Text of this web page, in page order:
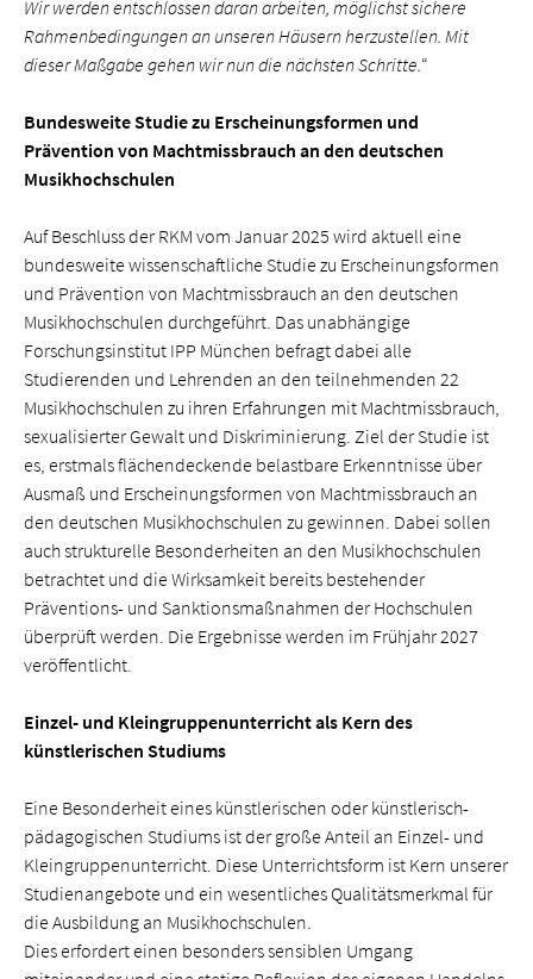
Wir werden entschlossen daran arbeiten, möglichst sichere
Rahmenbedingungen an unseren Häusern herzustellen. Mit
dieser Maßgabe gehen wir nun die nächsten Schritte.“
Bundesweite Studie zu Erscheinungsformen und
Prävention von Machtmissbrauch an den deutschen
Musikhochschulen
Auf Beschluss der RKM vom Januar 2025 wird aktuell eine
bundesweite wissenschaftliche Studie zu Erscheinungsformen
und Prävention von Machtmissbrauch an den deutschen
Musikhochschulen durchgeführt. Das unabhängige
Forschungsinstitut IPP München befragt dabei alle
Studierenden und Lehrenden an den teilnehmenden 22
Musikhochschulen zu ihren Erfahrungen mit Machtmissbrauch,
sexualisierter Gewalt und Diskriminierung. Ziel der Studie ist
es, erstmals flächendeckende belastbare Erkenntnisse über
Ausmaß und Erscheinungsformen von Machtmissbrauch an
den deutschen Musikhochschulen zu gewinnen. Dabei sollen
auch strukturelle Besonderheiten an den Musikhochschulen
betrachtet und die Wirksamkeit bereits bestehender
Präventions- und Sanktionsmaßnahmen der Hochschulen
überprüft werden. Die Ergebnisse werden im Frühjahr 2027
veröffentlicht.
Einzel- und Kleingruppenunterricht als Kern des
künstlerischen Studiums
Eine Besonderheit eines künstlerischen oder künstlerisch-
pädagogischen Studiums ist der große Anteil an Einzel- und
Kleingruppenunterricht. Diese Unterrichtsform ist Kern unserer
Studienangebote und ein wesentliches Qualitätsmerkmal für
die Ausbildung an Musikhochschulen.
Dies erfordert einen besonders sensiblen Umgang